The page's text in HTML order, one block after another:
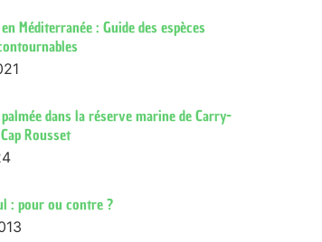
Méditerranée : Guide des espèces
dans la réserve marine de Carry-
Rousset
: pour ou contre ?